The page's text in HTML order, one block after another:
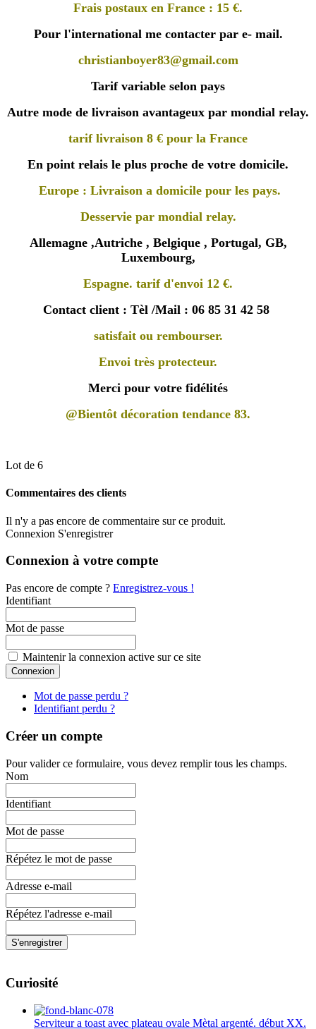
Frais postaux en France : 15 €.
Pour l'international me contacter par e- mail.
christianboyer83@gmail.com
Tarif variable selon pays
Autre mode de livraison avantageux par mondial relay.
tarif livraison 8 € pour la France
En point relais le plus proche de votre domicile.
Europe : Livraison a domicile pour les pays.
Desservie par mondial relay.
Allemagne ,Autriche , Belgique , Portugal, GB,
Luxembourg,
Espagne. tarif d'envoi 12 €.
Contact client : Tèl /Mail : 06 85 31 42 58
satisfait ou rembourser.
Envoi très protecteur.
Merci pour votre fidélités
@Bientôt décoration tendance 83.
Lot de 6
Commentaires des clients
Il n'y a pas encore de commentaire sur ce produit.
Connexion S'enregistrer
Connexion à votre compte
Pas encore de compte ? Enregistrez-vous !
Identifiant
Mot de passe
Maintenir la connexion active sur ce site
Mot de passe perdu ?
Identifiant perdu ?
Créer un compte
Pour valider ce formulaire, vous devez remplir tous les champs.
Nom
Identifiant
Mot de passe
Répétez le mot de passe
Adresse e-mail
Répétez l'adresse e-mail
S'enregistrer
Curiosité
Serviteur a toast avec plateau ovale Mètal argenté. début XX.